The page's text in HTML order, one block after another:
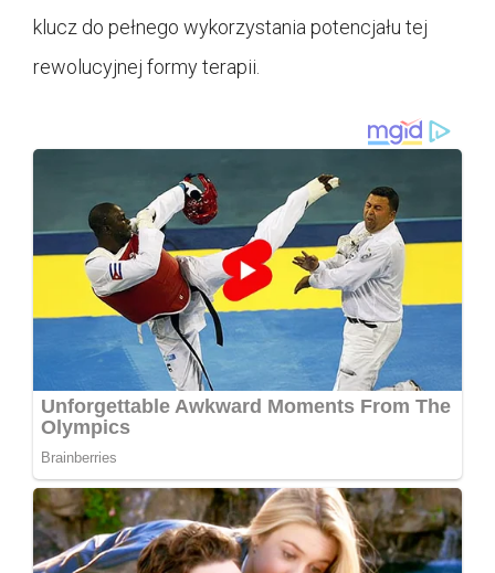
klucz do pełnego wykorzystania potencjału tej
rewolucyjnej formy terapii.